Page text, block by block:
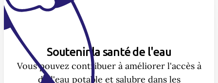
Soutenir la santé de l'eau
Vous pouvez contribuer à améliorer l'accès à
de l'eau potable et salubre dans les